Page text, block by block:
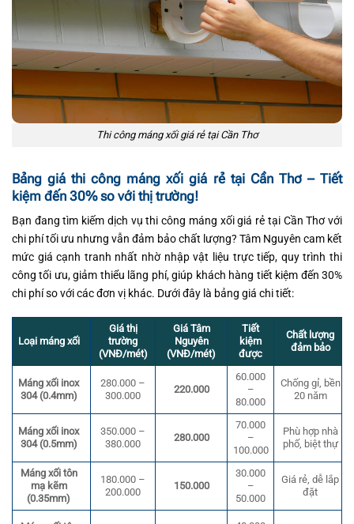
Thi công máng xối giá rẻ tại Cần Thơ
Bảng giá thi công máng xối giá rẻ tại Cần Thơ – Tiết
kiệm đến 30% so với thị trường!
Bạn đang tìm kiếm dịch vụ thi công máng xối giá rẻ tại Cần Thơ với
chi phí tối ưu nhưng vẫn đảm bảo chất lượng? Tâm Nguyên cam kết
mức giá cạnh tranh nhất nhờ nhập vật liệu trực tiếp, quy trình thi
công tối ưu, giảm thiểu lãng phí, giúp khách hàng tiết kiệm đến 30%
chi phí so với các đơn vị khác. Dưới đây là bảng giá chi tiết:
Loại máng xối
Giá thị
trường
(VNĐ/mét)
Giá Tâm
Nguyên
(VNĐ/mét)
Tiết
kiệm
được
Chất lượng
đảm bảo
Máng xối inox
304 (0.4mm)
280.000 –
300.000
220.000
60.000
–
80.000
Chống gỉ, bền
20 năm
Máng xối inox
304 (0.5mm)
350.000 –
380.000
280.000
70.000
–
100.000
Phù hợp nhà
phố, biệt thự
Máng xối tôn
mạ kẽm
(0.35mm)
180.000 –
200.000
150.000
30.000
–
50.000
Giá rẻ, dễ lắp
đặt